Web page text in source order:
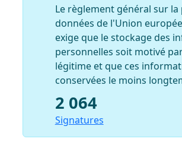
Le règlement général sur
données de l'Union
exige que le stockage des
personnelles soit motivé
légitime et que ces
conservées le moins
2 064
Signatures